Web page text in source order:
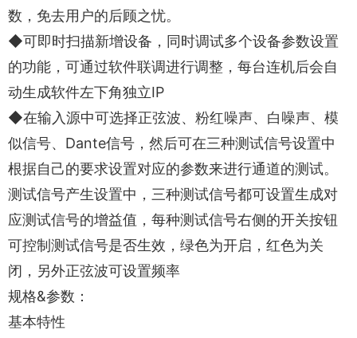
数，免去用户的后顾之忧。
◆可即时扫描新增设备，同时调试多个设备参数设置
的功能，可通过软件联调进行调整，每台连机后会自
动生成软件左下角独立IP
◆在输入源中可选择正弦波、粉红噪声、白噪声、模
似信号、Dante信号，然后可在三种测试信号设置中
根据自己的要求设置对应的参数来进行通道的测试。
测试信号产生设置中，三种测试信号都可设置生成对
应测试信号的增益值，每种测试信号右侧的开关按钮
可控制测试信号是否生效，绿色为开启，红色为关
闭，另外正弦波可设置频率
规格&参数：
基本特性